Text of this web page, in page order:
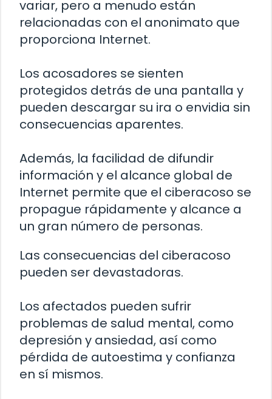
variar, pero a menudo están
relacionadas con el anonimato que
proporciona Internet.
Los acosadores se sienten
protegidos detrás de una pantalla y
pueden descargar su ira o envidia sin
consecuencias aparentes.
Además, la facilidad de difundir
información y el alcance global de
Internet permite que el ciberacoso se
propague rápidamente y alcance a
un gran número de personas.
Las consecuencias del ciberacoso
pueden ser devastadoras.
Los afectados pueden sufrir
problemas de salud mental, como
depresión y ansiedad, así como
pérdida de autoestima y confianza
en sí mismos.